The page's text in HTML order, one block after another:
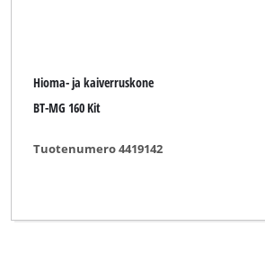
Hioma- ja kaiverruskone
BT-MG 160 Kit
Tuotenumero 4419142